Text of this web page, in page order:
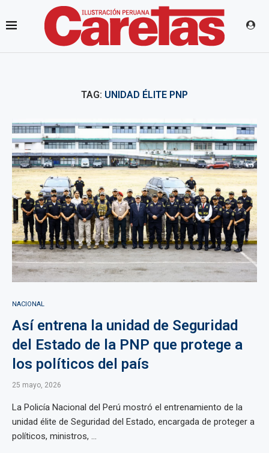
TAG: UNIDAD ÉLITE PNP
NACIONAL
Así entrena la unidad de Seguridad
del Estado de la PNP que protege a
los políticos del país
25 mayo, 2026
La Policía Nacional del Perú mostró el entrenamiento de la
unidad élite de Seguridad del Estado, encargada de proteger a
políticos, ministros, ...